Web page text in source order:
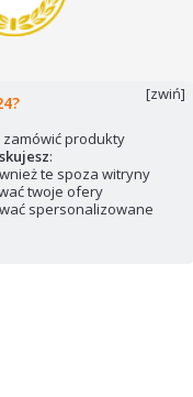
PRYMAT Sp.j.
biuro@prymat24.pl
cookie
© 2026 Prymat24
zamówić produkty
:
te spoza witryny
twoje ofery
spersonalizowane
[zwiń]